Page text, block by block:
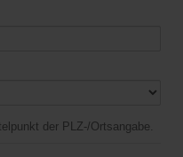
der PLZ-/Ortsangabe.